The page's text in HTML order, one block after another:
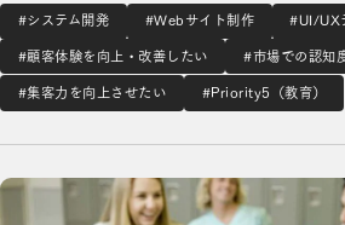
から引き出した有形無形のナレッジを
等、全国の多様な教育現場に役立てる
です。 提供プログラムの増加に伴い、改めて各プログラム
#システム開発 #Webサイト制作 #UI/UX
#顧客体験を向上・改善したい #市場での認知
#集客力を向上させたい #Priority5（教育）